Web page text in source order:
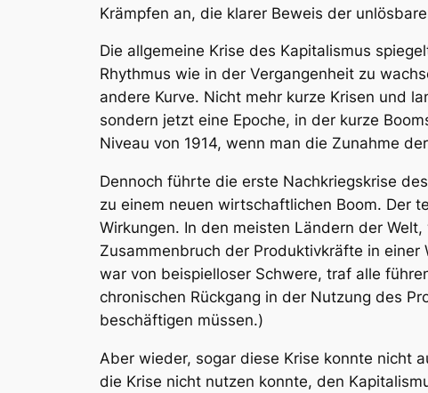
Krämpfen an, die klarer Beweis der
Die allgemeine Krise des Kapitalismus
Rhythmus wie in der Vergangenheit zu
andere Kurve. Nicht mehr kurze Krisen und
sondern jetzt eine Epoche, in der kurze
Niveau von 1914, wenn man die Zunahme
Dennoch führte die erste Nachkriegskrise
zu einem neuen wirtschaftlichen Boom. Der
Wirkungen. In den meisten Ländern der
Zusammenbruch der Produktivkräfte in
war von beispielloser Schwere, traf alle
chronischen Rückgang in der Nutzung des
beschäftigen müssen.)
Aber wieder, sogar diese Krise konnte nicht
die Krise nicht nutzen konnte, den